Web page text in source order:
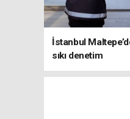
İstanbul
sıkı denetim